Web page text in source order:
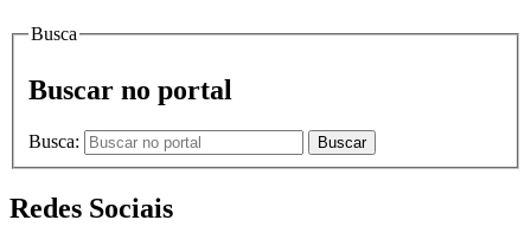
Busca
Buscar no portal
Busca: Buscar
Redes Sociais